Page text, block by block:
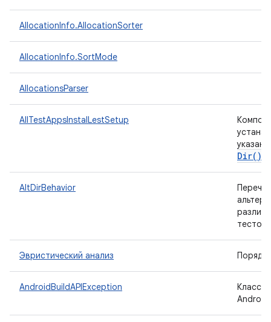
AllocationInfo.AllocationSorter
AllocationInfo.SortMode
AllocationsParser
AllTestAppsInstalLestSetup
Dir( )
AltDirBehavior
Эвристический анализ
AndroidBuildAPIException
Класс
Android